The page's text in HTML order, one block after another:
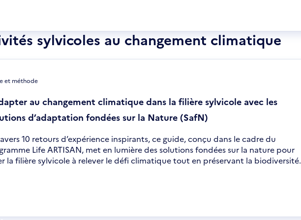
sylvicoles au changement climatique
et méthode
au changement climatique dans la filière sylvicole avec les
d’adaptation fondées sur la Nature (SafN)
10 retours d’expérience inspirants, ce guide, conçu dans le cadre du
Life ARTISAN, met en lumière des solutions fondées sur la nature pour
la filière sylvicole à relever le défi climatique tout en préservant la biodiversité.